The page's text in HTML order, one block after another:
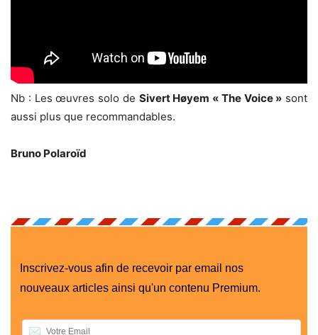
Nb : Les œuvres solo de Sivert Høyem « The Voice » sont
aussi plus que recommandables.
Bruno Polaroïd
Inscrivez-vous afin de recevoir par email nos
nouveaux articles ainsi qu'un contenu Premium.